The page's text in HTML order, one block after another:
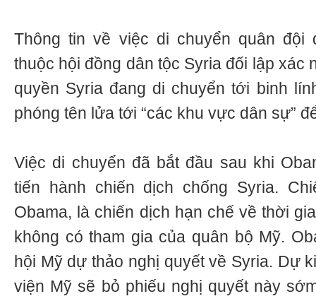
Thông tin về việc di chuyển quân
thuộc hội đồng dân tộc Syria đối lập xác
quyền Syria đang di chuyển tới binh
phóng tên lửa tới “các khu vực dân sự”
Việc di chuyển đã bắt đầu sau khi
tiến hành chiến dịch chống Syria.
Obama, là chiến dịch hạn chế về thời
không có tham gia của quân bộ Mỹ.
hội Mỹ dự thảo nghị quyết về Syria. Dự
viện Mỹ sẽ bỏ phiếu nghị quyết này